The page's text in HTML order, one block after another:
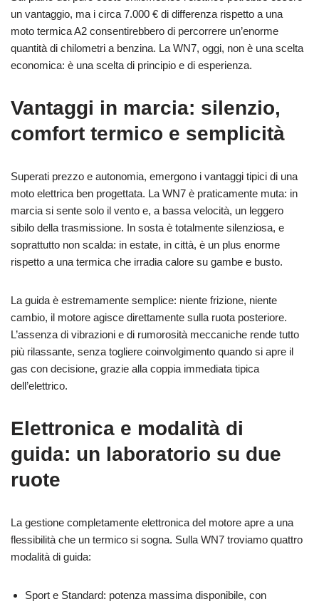
un vantaggio, ma i circa 7.000 € di differenza rispetto a una
moto termica A2 consentirebbero di percorrere un’enorme
quantità di chilometri a benzina. La WN7, oggi, non è una scelta
economica: è una scelta di principio e di esperienza.
Vantaggi in marcia: silenzio,
comfort termico e semplicità
Superati prezzo e autonomia, emergono i vantaggi tipici di una
moto elettrica ben progettata. La WN7 è praticamente muta: in
marcia si sente solo il vento e, a bassa velocità, un leggero
sibilo della trasmissione. In sosta è totalmente silenziosa, e
soprattutto non scalda: in estate, in città, è un plus enorme
rispetto a una termica che irradia calore su gambe e busto.
La guida è estremamente semplice: niente frizione, niente
cambio, il motore agisce direttamente sulla ruota posteriore.
L’assenza di vibrazioni e di rumorosità meccaniche rende tutto
più rilassante, senza togliere coinvolgimento quando si apre il
gas con decisione, grazie alla coppia immediata tipica
dell’elettrico.
Elettronica e modalità di
guida: un laboratorio su due
ruote
La gestione completamente elettronica del motore apre a una
flessibilità che un termico si sogna. Sulla WN7 troviamo quattro
modalità di guida:
Sport e Standard: potenza massima disponibile, con